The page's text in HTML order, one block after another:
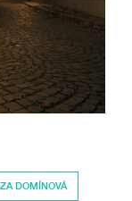
DOMÍNOVÁ